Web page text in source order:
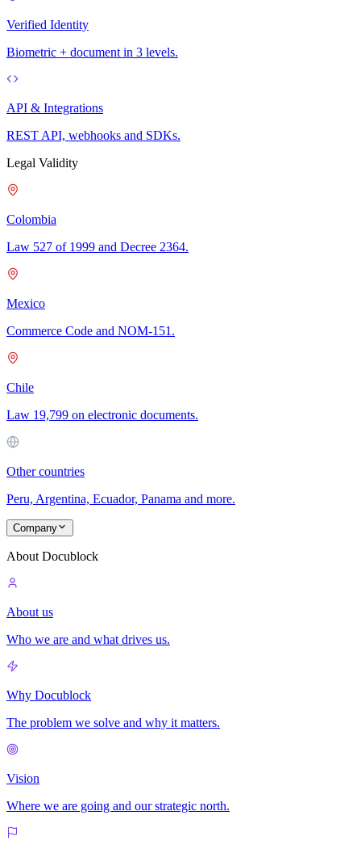
Verified Identity
Biometric + document in 3 levels.
API & Integrations
REST API, webhooks and SDKs.
Legal Validity
Colombia
Law 527 of 1999 and Decree 2364.
Mexico
Commerce Code and NOM-151.
Chile
Law 19,799 on electronic documents.
Other countries
Peru, Argentina, Ecuador, Panama and more.
Company
About Docublock
About us
Who we are and what drives us.
Why Docublock
The problem we solve and why it matters.
Vision
Where we are going and our strategic north.